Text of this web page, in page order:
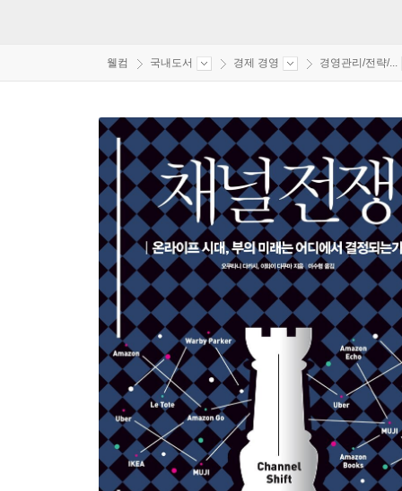
웰컴 국내도서 경제 경영 경영관리/전략/...